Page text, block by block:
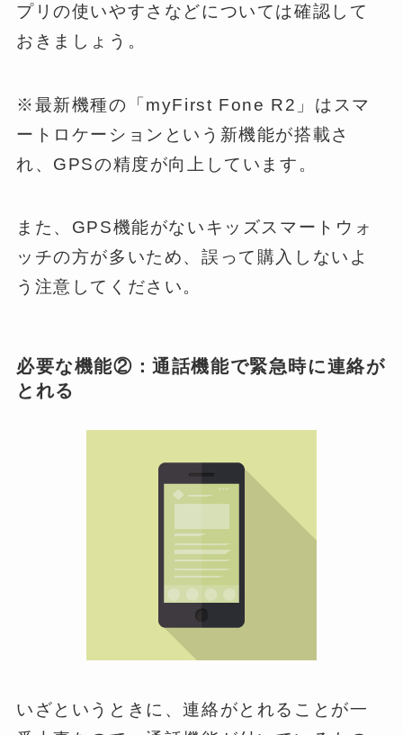
プリの使いやすさなどについては確認して
おきましょう。
※最新機種の「myFirst Fone R2」はスマ
ートロケーションという新機能が搭載さ
れ、GPSの精度が向上しています。
また、GPS機能がないキッズスマートウォ
ッチの方が多いため、誤って購入しないよ
う注意してください。
必要な機能②：通話機能で緊急時に連絡が
とれる
いざというときに、連絡がとれることが一